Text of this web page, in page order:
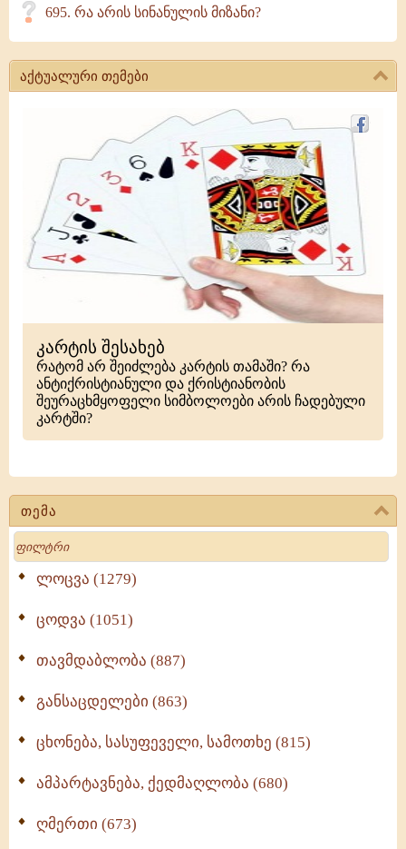
თემა
Search
ლოცვა (1279)
ცოდვა (1051)
თავმდაბლობა (887)
განსაცდელები (863)
ცხონება, სასუფეველი, სამოთხე (815)
ამპარტავნება, ქედმაღლობა (680)
ღმერთი (673)
695. რა არის სინანულის მიზანი?
აქტუალური თემები
კარტის შესახებ
რატომ არ შეიძლება კარტის თამაში? რა
ანტიქრისტიანული და ქრისტიანობის
შეურაცხმყოფელი სიმბოლოები არის ჩადებული
კარტში?